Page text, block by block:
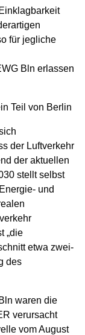
für jegliche
Bln erlassen
Teil von Berlin
der Luftverkehr
der aktuellen
stellt selbst
und
„die
etwa zwei-
des
waren die
verursacht
vom August